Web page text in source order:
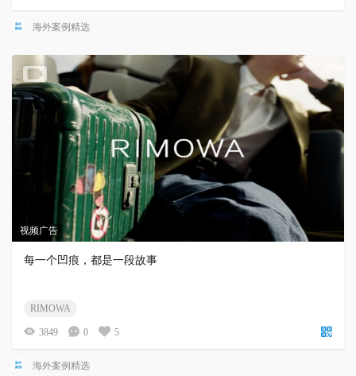
海外案例精选
视频广告
每一个凹痕，都是一段故事
RIMOWA
3849 0 5
海外案例精选